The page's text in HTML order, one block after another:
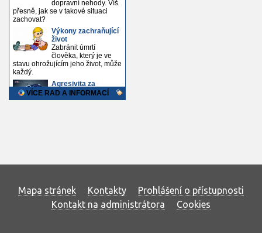
Mapa stránek Kontakty
Prohlášení o přístupnosti
Kontakt na administrátora
Cookies